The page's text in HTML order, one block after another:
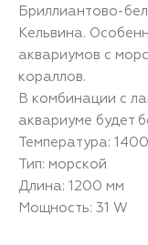
Бриллиантово-
Кельвина.
аквариумов с
кораллов.
В комбинации с
аквариуме будет
Температура:
Тип: морской
Длина: 1200 мм
Мощность: 31 W